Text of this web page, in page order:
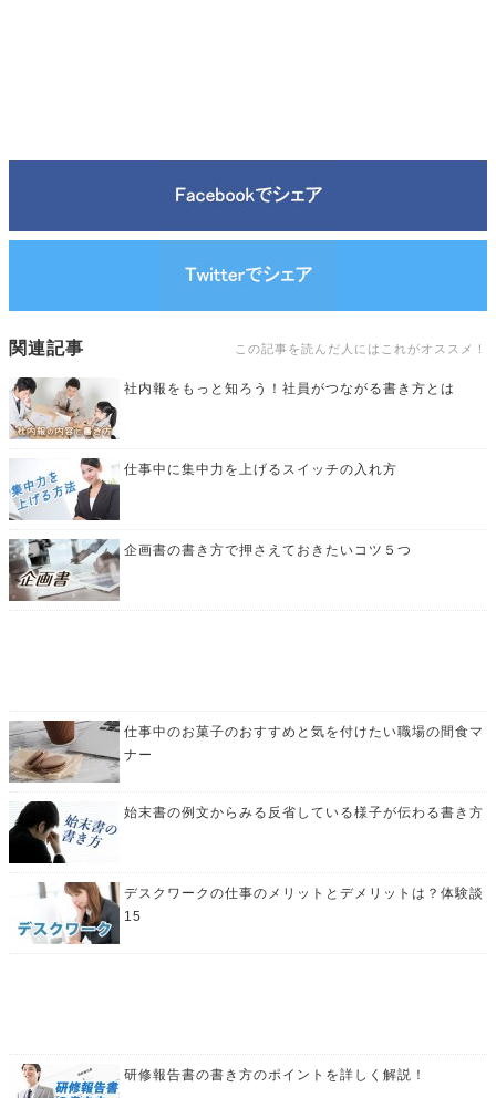
関連記事 この記事を読んだ人にはこれがオススメ！
社内報をもっと知ろう！社員がつながる書き方とは
仕事中に集中力を上げるスイッチの入れ方
企画書の書き方で押さえておきたいコツ５つ
仕事中のお菓子のおすすめと気を付けたい職場の間食マ
ナー
始末書の例文からみる反省している様子が伝わる書き方
デスクワークの仕事のメリットとデメリットは？体験談
15
研修報告書の書き方のポイントを詳しく解説！